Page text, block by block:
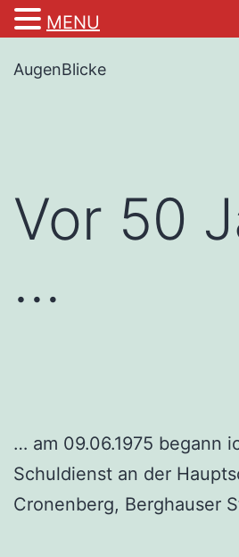
Inhalt
AugenBlicke
Vor 50
…
… am 09.06.1975 begann
Schuldienst an der
Cronenberg, Berghauser
MENU